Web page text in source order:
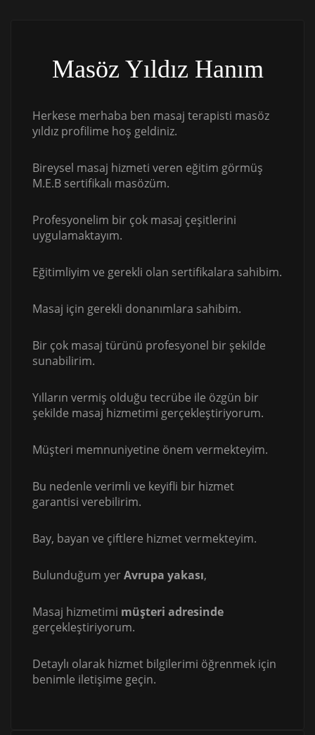
Masöz Yıldız Hanım
Herkese merhaba ben masaj terapisti masöz
yıldız profilime hoş geldiniz.
Bireysel masaj hizmeti veren eğitim görmüş
M.E.B sertifikalı masözüm.
Profesyonelim bir çok masaj çeşitlerini
uygulamaktayım.
Eğitimliyim ve gerekli olan sertifikalara sahibim.
Masaj için gerekli donanımlara sahibim.
Bir çok masaj türünü profesyonel bir şekilde
sunabilirim.
Yılların vermiş olduğu tecrübe ile özgün bir
şekilde masaj hizmetimi gerçekleştiriyorum.
Müşteri memnuniyetine önem vermekteyim.
Bu nedenle verimli ve keyifli bir hizmet
garantisi verebilirim.
Bay, bayan ve çiftlere hizmet vermekteyim.
Bulunduğum yerAvrupa yakası,
Masaj hizmetimi müşteri adresinde
gerçekleştiriyorum.
Detaylı olarak hizmet bilgilerimi öğrenmek için
benimle iletişime geçin.